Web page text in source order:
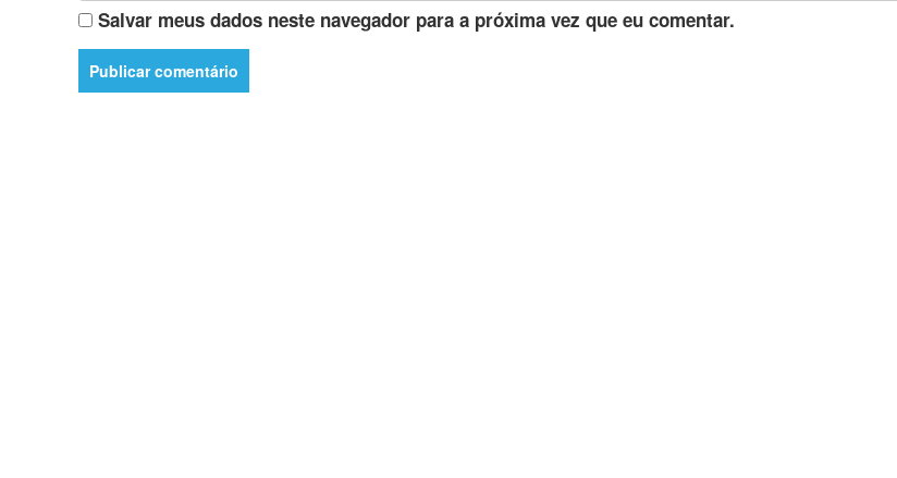
Salvar meus dados neste navegador para a próxima vez que eu comentar.